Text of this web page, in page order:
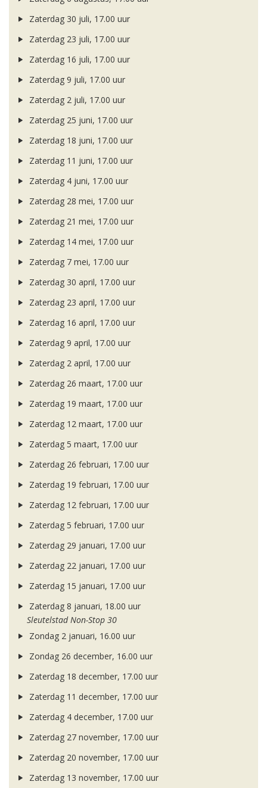
Zaterdag 30 juli, 17.00 uur
Zaterdag 23 juli, 17.00 uur
Zaterdag 16 juli, 17.00 uur
Zaterdag 9 juli, 17.00 uur
Zaterdag 2 juli, 17.00 uur
Zaterdag 25 juni, 17.00 uur
Zaterdag 18 juni, 17.00 uur
Zaterdag 11 juni, 17.00 uur
Zaterdag 4 juni, 17.00 uur
Zaterdag 28 mei, 17.00 uur
Zaterdag 21 mei, 17.00 uur
Zaterdag 14 mei, 17.00 uur
Zaterdag 7 mei, 17.00 uur
Zaterdag 30 april, 17.00 uur
Zaterdag 23 april, 17.00 uur
Zaterdag 16 april, 17.00 uur
Zaterdag 9 april, 17.00 uur
Zaterdag 2 april, 17.00 uur
Zaterdag 26 maart, 17.00 uur
Zaterdag 19 maart, 17.00 uur
Zaterdag 12 maart, 17.00 uur
Zaterdag 5 maart, 17.00 uur
Zaterdag 26 februari, 17.00 uur
Zaterdag 19 februari, 17.00 uur
Zaterdag 12 februari, 17.00 uur
Zaterdag 5 februari, 17.00 uur
Zaterdag 29 januari, 17.00 uur
Zaterdag 22 januari, 17.00 uur
Zaterdag 15 januari, 17.00 uur
Zaterdag 8 januari, 18.00 uur
Sleutelstad Non-Stop 30
Zondag 2 januari, 16.00 uur
Zondag 26 december, 16.00 uur
Zaterdag 18 december, 17.00 uur
Zaterdag 11 december, 17.00 uur
Zaterdag 4 december, 17.00 uur
Zaterdag 27 november, 17.00 uur
Zaterdag 20 november, 17.00 uur
Zaterdag 13 november, 17.00 uur